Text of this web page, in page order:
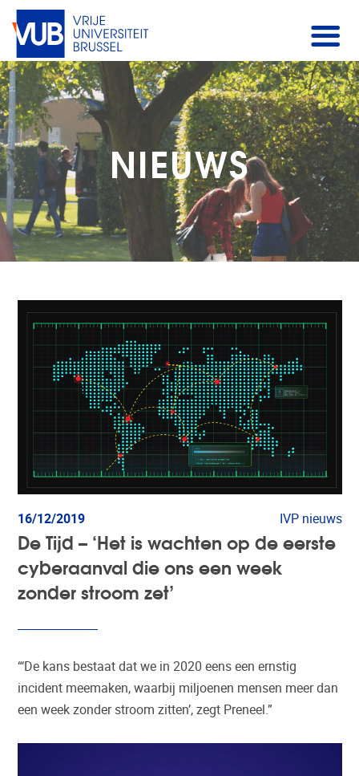
NIEUWS
16/12/2019 IVP nieuws
De Tijd – ‘Het is wachten op de eerste
cyberaanval die ons een week
zonder stroom zet’
“‘De kans bestaat dat we in 2020 eens een ernstig
incident meemaken, waarbij miljoenen mensen meer dan
een week zonder stroom zitten’, zegt Preneel.”